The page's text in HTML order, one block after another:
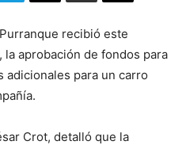
recibió este
aprobación de fondos para
adicionales para un carro
Crot, detalló que la